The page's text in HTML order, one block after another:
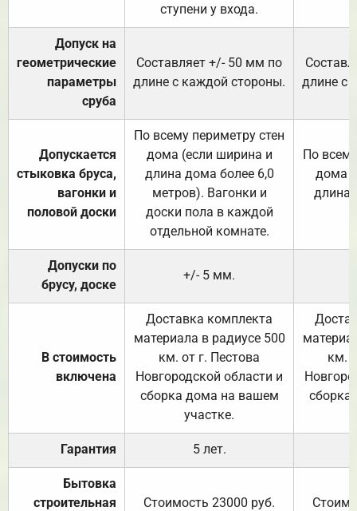
ступени у входа.
Допуск на
геометрические
параметры
сруба
Составляет +/- 50 мм по
длине с каждой стороны.
длине с
Допускается
стыковка бруса,
вагонки и
половой доски
По всему периметру стен
дома (если ширина и
длина дома более 6,0
метров). Вагонки и
доски пола в каждой
отдельной комнате.
По
дома
длина
Допуски по
брусу, доске
+/- 5 мм.
В стоимость
включена
Доставка комплекта
материала в радиусе 500
км. от г. Пестова
Новгородской области и
сборка дома на вашем
участке.
км.
Гарантия 5 лет.
Бытовка
строительная
Стоимость 23000 руб.